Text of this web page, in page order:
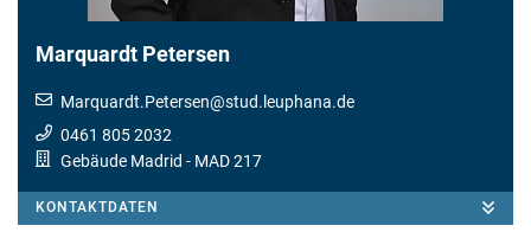
Marquardt Petersen
Marquardt.Petersen@stud.leuphana.de
0461 805 2032
Gebäude Madrid - MAD 217
KONTAKTDATEN